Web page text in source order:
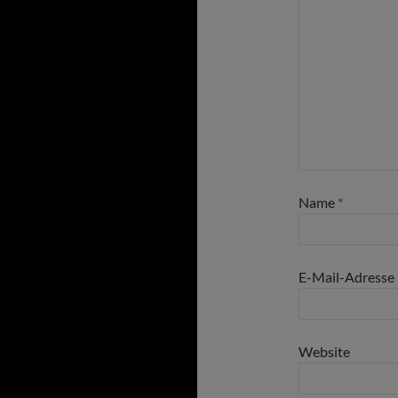
Name *
E-Mail-Adresse
Website